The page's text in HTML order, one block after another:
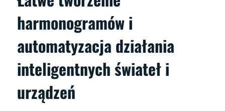
harmonogramów i
automatyzacja działania
inteligentnych świateł i
urządzeń